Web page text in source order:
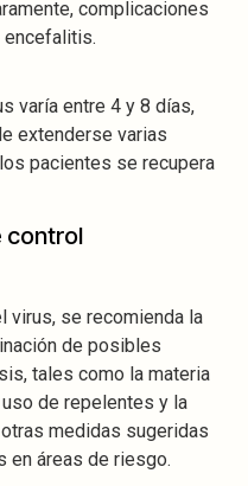
complicaciones
encefalitis.
varía entre 4 y 8 días,
extenderse varias
pacientes se recupera
control
virus, se recomienda la
de posibles
tales como la materia
de repelentes y la
medidas sugeridas
en áreas de riesgo.